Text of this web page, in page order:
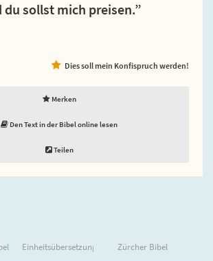
sollst mich preisen.”
Dies soll mein Konfispruch werden!
Merken
Den Text in der Bibel online lesen
Teilen
Einheitsübersetzung Zürcher Bibel